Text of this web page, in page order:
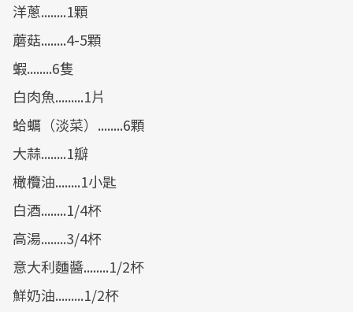
洋蔥........1顆
蘑菇........4-5顆
蝦........6隻
白肉魚.........1片
蛤蠣（淡菜）........6顆
大蒜........1瓣
橄欖油........1小匙
白酒........1/4杯
高湯........3/4杯
意大利麵醬........1/2杯
鮮奶油.........1/2杯